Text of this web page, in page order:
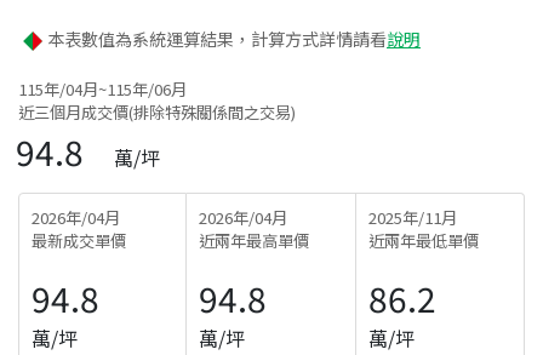
本表數值為系統運算結果，計算方式詳情請看說明
115年/04月~115年/06月
近三個月成交價(排除特殊關係間之交易)
94.8 萬/坪
2026年/04月
最新成交單價
94.8
萬/坪
2026年/04月
近兩年最高單價
94.8
萬/坪
2025年/11月
近兩年最低單價
86.2
萬/坪